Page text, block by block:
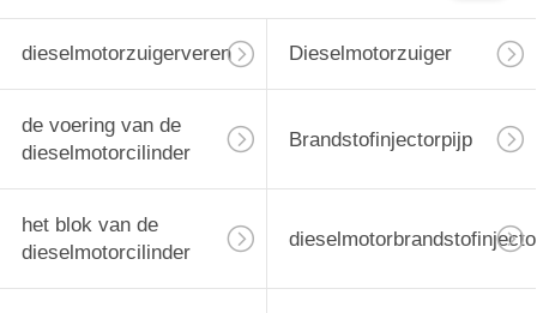
dieselmotorzuigerveren Dieselmotorzuiger
de voering van de
dieselmotorcilinder
Brandstofinjectorpijp
het blok van de
dieselmotorcilinder